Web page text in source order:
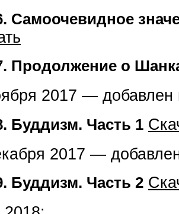
Самоочевидное
Продолжение о
2017 — добавлен
Буддизм. Часть 1
2017 —
Буддизм. Часть 2